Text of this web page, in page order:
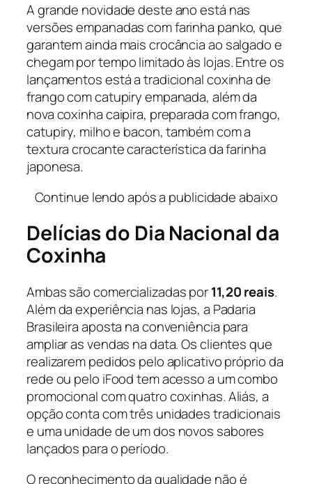
A grande novidade deste ano está nas
versões empanadas com farinha panko, que
garantem ainda mais crocância ao salgado e
chegam por tempo limitado às lojas. Entre os
lançamentos está a tradicional coxinha de
frango com catupiry empanada, além da
nova coxinha caipira, preparada com frango,
catupiry, milho e bacon, também com a
textura crocante característica da farinha
japonesa.
Continue lendo após a publicidade abaixo
Delícias do Dia Nacional da
Coxinha
Ambas são comercializadas por11,20 reais.
Além da experiência nas lojas, a Padaria
Brasileira aposta na conveniência para
ampliar as vendas na data. Os clientes que
realizarem pedidos pelo aplicativo próprio da
rede ou pelo iFood tem acesso a um combo
promocional com quatro coxinhas. Aliás, a
opção conta com três unidades tradicionais
e uma unidade de um dos novos sabores
lançados para o período.
O reconhecimento da qualidade não é